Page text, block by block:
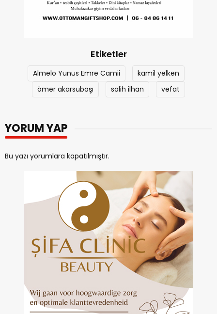
Etiketler
Almelo Yunus Emre Camii
kamil yelken
ömer akarsubaşı
salih ilhan vefat
YORUM YAP
Bu yazı yorumlara kapatılmıştır.